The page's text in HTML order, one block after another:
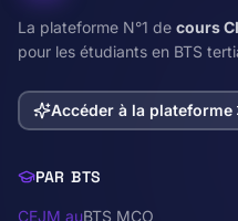
La plateforme N°1 de cours
pour les étudiants en BTS
Accéder à la plateforme
PAR BTS
CEJM auBTS MCO